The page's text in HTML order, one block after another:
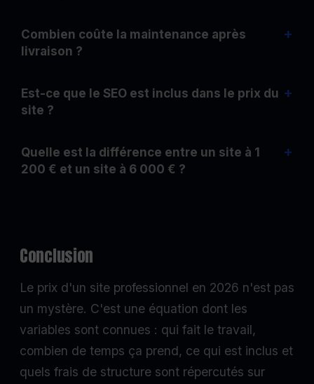
Combien coûte la maintenance après
livraison ?
+
Est-ce que le SEO est inclus dans le prix du
site ?
+
Quelle est la différence entre un site à 1
200 € et un site à 6 000 € ?
+
Conclusion
Le prix d'un site professionnel en 2026 n'est pas
un mystère. C'est une équation dont les
variables sont connues : qui fait le travail,
combien de temps ça prend, ce qui est inclus et
quels frais de structure sont répercutés sur